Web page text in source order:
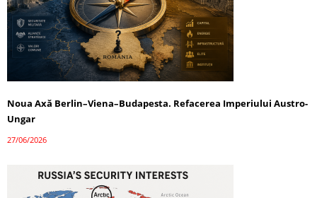
Noua Axă Berlin–Viena–Budapesta. Refacerea Imperiului Austro-
Ungar
27/06/2026